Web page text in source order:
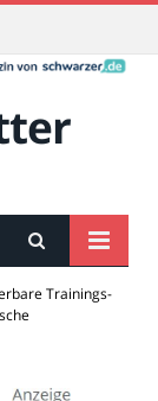
Trainings-